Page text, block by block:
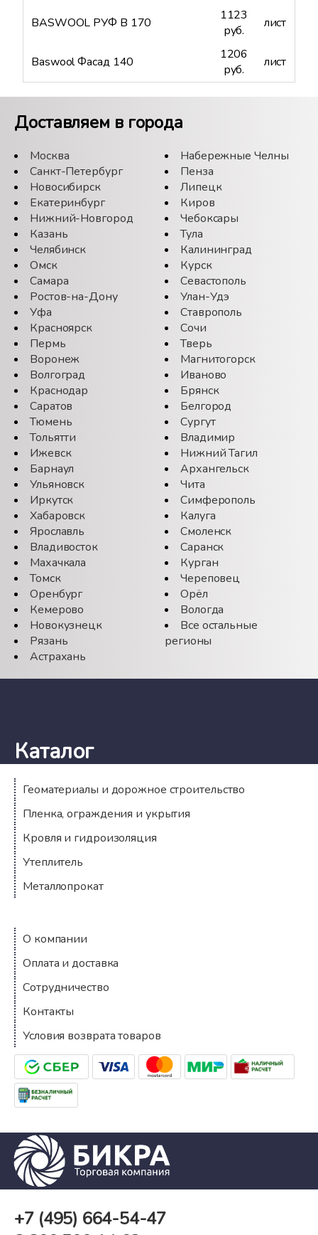
BASWOOL РУФ В 170
1123
руб.
лист
Baswool Фасад 140
1206
руб.
лист
Доставляем в города
Москва
Санкт-Петербург
Новосибирск
Екатеринбург
Нижний-Новгород
Казань
Челябинск
Омск
Самара
Ростов-на-Дону
Уфа
Красноярск
Пермь
Воронеж
Волгоград
Краснодар
Саратов
Тюмень
Тольятти
Ижевск
Барнаул
Ульяновск
Иркутск
Хабаровск
Ярославль
Владивосток
Махачкала
Томск
Оренбург
Кемерово
Новокузнецк
Рязань
Астрахань
Набережные Челны
Пенза
Липецк
Киров
Чебоксары
Тула
Калининград
Курск
Севастополь
Улан-Удэ
Ставрополь
Сочи
Тверь
Магнитогорск
Иваново
Брянск
Белгород
Сургут
Владимир
Нижний Тагил
Архангельск
Чита
Симферополь
Калуга
Смоленск
Саранск
Курган
Череповец
Орёл
Вологда
Все остальные
регионы
Каталог
Геоматериалы и дорожное строительство
Пленка, ограждения и укрытия
Кровля и гидроизоляция
Утеплитель
Металлопрокат
Компания
О компании
Оплата и доставка
Сотрудничество
Контакты
Условия возврата товаров
+7 (495) 664-54-47